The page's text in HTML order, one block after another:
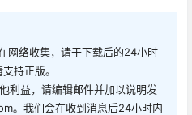
网络收集，请于下载后的24小时
持正版。
利益，请编辑邮件并加以说明发
。我们会在收到消息后24小时内